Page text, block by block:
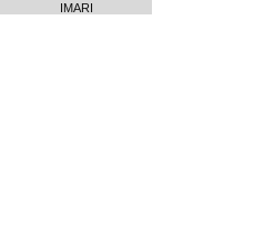
IMARI